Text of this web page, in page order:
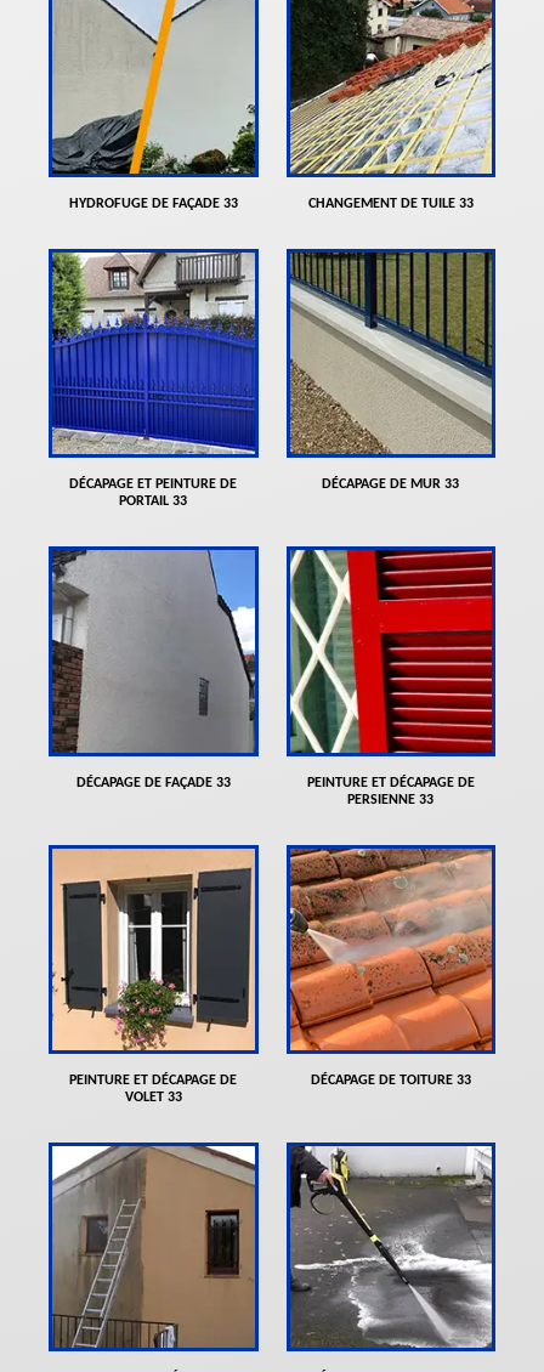
HYDROFUGE DE FAÇADE 33 CHANGEMENT DE TUILE 33
DÉCAPAGE ET PEINTURE DE
PORTAIL 33
DÉCAPAGE DE MUR 33
DÉCAPAGE DE FAÇADE 33
PEINTURE ET DÉCAPAGE DE
PERSIENNE 33
PEINTURE ET DÉCAPAGE DE
VOLET 33
DÉCAPAGE DE TOITURE 33